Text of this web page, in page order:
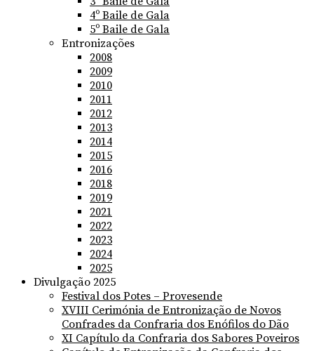
4º Baile de Gala
5º Baile de Gala
Entronizações
2008
2009
2010
2011
2012
2013
2014
2015
2016
2018
2019
2021
2022
2023
2024
2025
Divulgação 2025
Festival dos Potes – Provesende
XVIII Cerimónia de Entronização de Novos
Confrades da Confraria dos Enófilos do Dão
XI Capítulo da Confraria dos Sabores Poveiros